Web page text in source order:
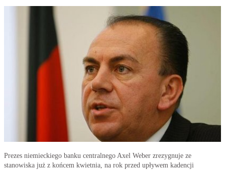
Prezes niemieckiego banku centralnego Axel Weber zrezygnuje ze
stanowiska już z końcem kwietnia, na rok przed upływem kadencji